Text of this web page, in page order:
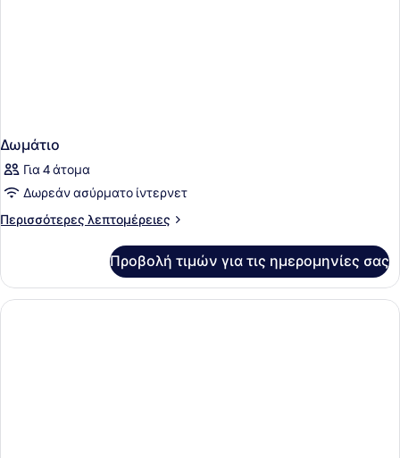
Δωμάτιο
Για 4 άτομα
Δωρεάν ασύρματο ίντερνετ
Περισσότερες λεπτομέρειες
Περισσότερες
Προβολή τιμών για τις ημερομηνίες σας